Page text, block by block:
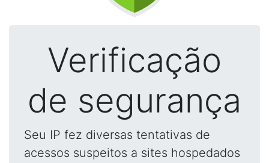
Verificação
de segurança
Seu IP fez diversas tentativas de
acessos suspeitos a sites hospedados